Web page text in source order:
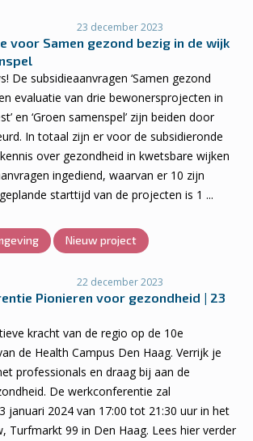
23 december 2023
voor Samen gezond bezig in de wijk
De subsidieaanvragen ‘Samen gezond
evaluatie van drie bewonersprojecten in
en ‘Groen samenspel’ zijn beiden door
In totaal zijn er voor de subsidieronde
over gezondheid in kwetsbare wijken
ingediend, waarvan er 10 zijn
starttijd van de projecten is 1 ...
Nieuw project
22 december 2023
Pionieren voor gezondheid | 23
kracht van de regio op de 10e
de Health Campus Den Haag. Verrijk je
professionals en draag bij aan de
De werkconferentie zal
januari 2024 van 17:00 tot 21:30 uur in het
Turfmarkt 99 in Den Haag. Lees hier verder